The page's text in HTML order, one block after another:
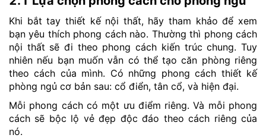
Khi bắt tay thiết kế nội thất, hãy tham khảo để xem
bạn yêu thích phong cách nào. Thường thì phong cách
nội thất sẽ đi theo phong cách kiến trúc chung. Tuy
nhiên nếu bạn muốn vẫn có thể tạo căn phòng riêng
theo cách của mình. Có những phong cách thiết kế
phòng ngủ cơ bản sau: cổ điển, tân cổ, và hiện đại.
Mỗi phong cách có một ưu điểm riêng. Và mỗi phong
cách sẽ bộc lộ vẻ đẹp độc đáo theo cách riêng của
nó.